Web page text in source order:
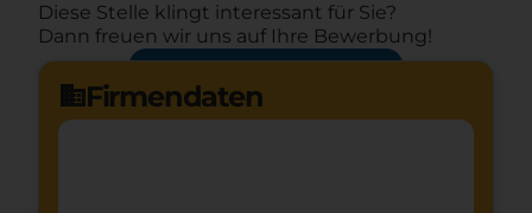
Diese Stelle klingt interessant für Sie?
Dann freuen wir uns auf Ihre Bewerbung!
domainFirmendaten